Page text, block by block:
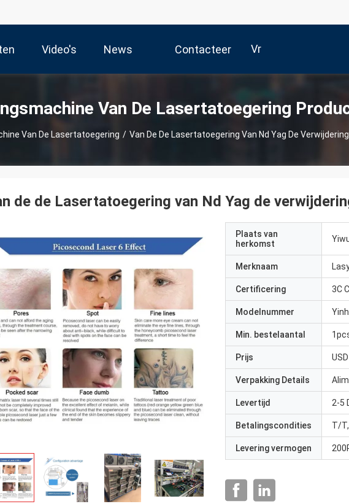
Video's News Contacteer Vr
Van De Lasertatoegering
Van De Lasertatoegering / Van De De Lasertatoegering Van Nd Yag De
de de Lasertatoegering van Nd Yag de
Plaats van
herkomst
Merknaam
Certificering 3C
Modelnummer
Min. bestelaantal
Prijs
Verpakking Details
Levertijd 2-5
Betalingscondities T/
Levering vermogen